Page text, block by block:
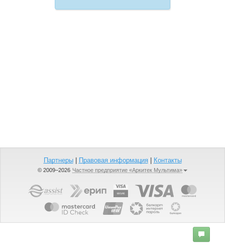
Партнеры| Правовая информация| Контакты
© 2009–2026 Частное предприятие «Аркитек Мультима»